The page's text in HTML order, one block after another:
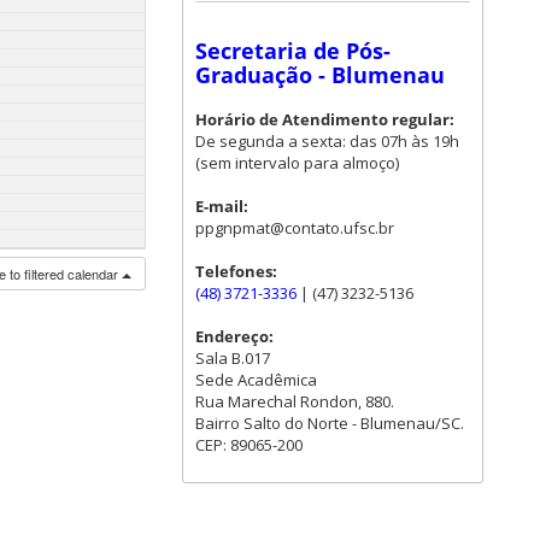
to filtered calendar
Secretaria de Pós-
Graduação - Blumenau
Horário de Atendimento regular:
De segunda a sexta: das 07h às 19h
(sem intervalo para almoço)
E-mail:
ppgnpmat@contato.ufsc.br
Telefones:
(48) 3721-3336 | (47) 3232-5136
Endereço:
Sala B.017
Sede Acadêmica
Rua Marechal Rondon, 880.
Bairro Salto do Norte - Blumenau/SC.
CEP: 89065-200